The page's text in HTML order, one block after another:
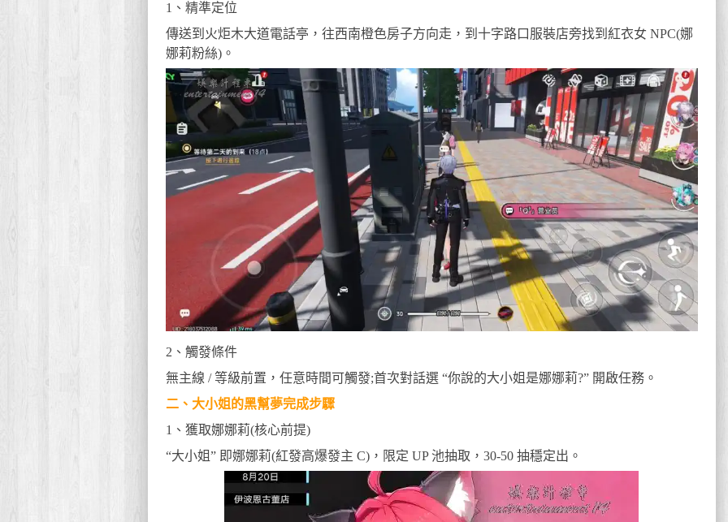
1、精準定位
傳送到火炬木大道電話亭，往西南橙色房子方向走，到十字路口服裝店旁找到紅衣女 NPC(娜
娜莉粉絲)。
2、觸發條件
無主線 / 等級前置，任意時間可觸發;首次對話選 “你說的大小姐是娜娜莉?” 開啟任務。
二、大小姐的黑幫夢完成步驟
1、獲取娜娜莉(核心前提)
“大小姐” 即娜娜莉(紅發高爆發主 C)，限定 UP 池抽取，30-50 抽穩定出。